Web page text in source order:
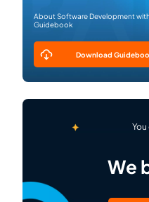
About Software Development
Guidebook
Download
We